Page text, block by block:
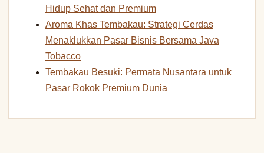
Hidup Sehat dan Premium
Aroma Khas Tembakau: Strategi Cerdas
Menaklukkan Pasar Bisnis Bersama Java
Tobacco
Tembakau Besuki: Permata Nusantara untuk
Pasar Rokok Premium Dunia